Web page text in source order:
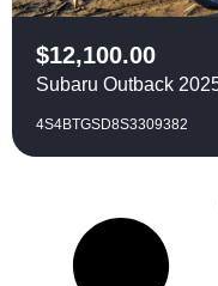
$12,100.00
Subaru Outback
4S4BTGSD8S3309382